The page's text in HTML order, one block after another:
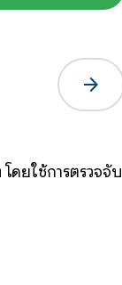
arrow_forward
ดยใช้การตรวจจับ